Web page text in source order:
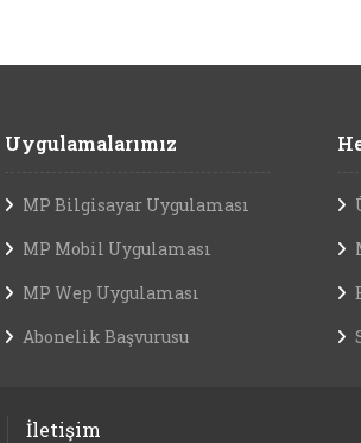
Uygulamalarımız
MP Bilgisayar Uygulaması
MP Mobil Uygulaması
MP Wep Uygulaması
Abonelik Başvurusu
İletişim